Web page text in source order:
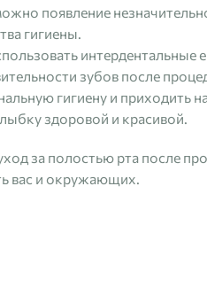
появление
гигиены.
зубов после
гигиену и приходить
здоровой и красивой.
за полостью рта после
вас и окружающих.